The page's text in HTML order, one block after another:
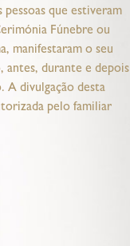
pessoas que estiveram
Fúnebre ou
manifestaram o seu
antes, durante e depois
A divulgação desta
pelo familiar